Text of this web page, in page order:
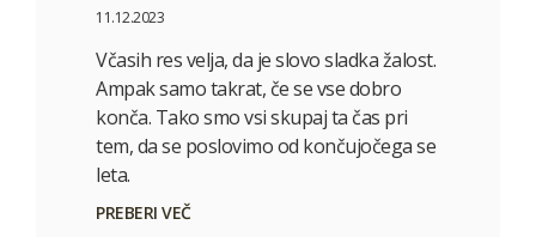
11.12.2023
Včasih res velja, da je slovo sladka žalost.
Ampak samo takrat, če se vse dobro
konča. Tako smo vsi skupaj ta čas pri
tem, da se poslovimo od končujočega se
leta.
PREBERI VEČ